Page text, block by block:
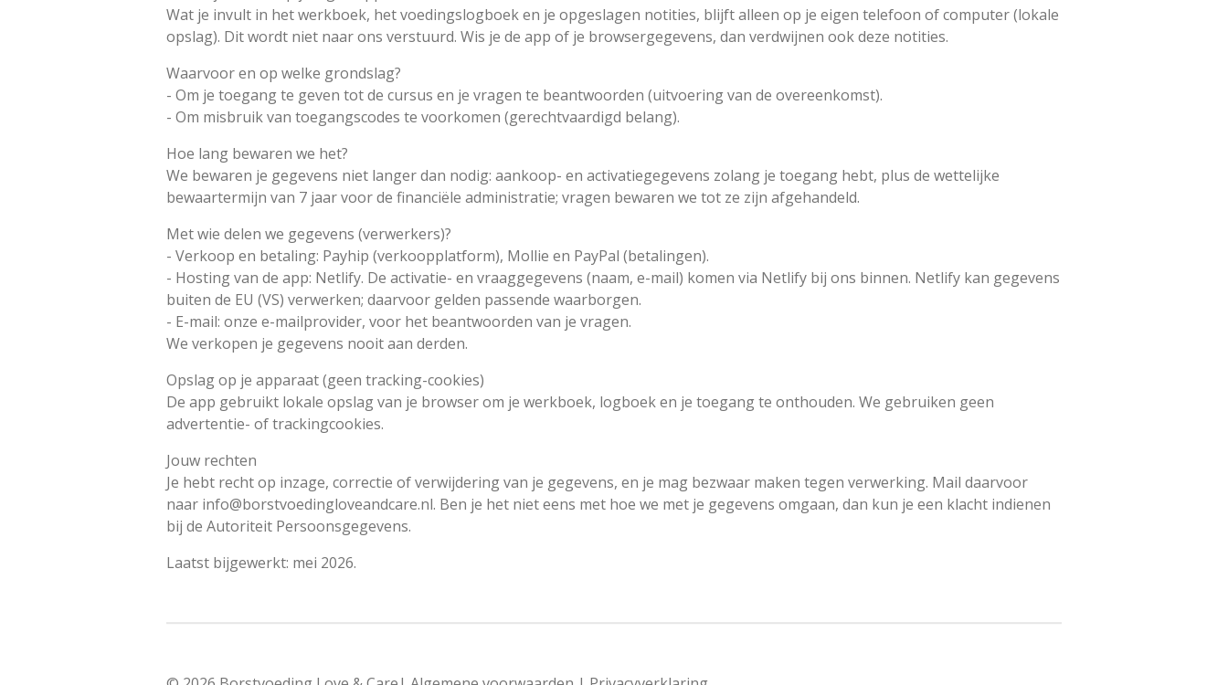
Wat je invult in het werkboek, het voedingslogboek en je opgeslagen notities, blijft alleen op je eigen telefoon of computer (lokale
opslag). Dit wordt niet naar ons verstuurd. Wis je de app of je browsergegevens, dan verdwijnen ook deze notities.
Waarvoor en op welke grondslag?
- Om je toegang te geven tot de cursus en je vragen te beantwoorden (uitvoering van de overeenkomst).
- Om misbruik van toegangscodes te voorkomen (gerechtvaardigd belang).
Hoe lang bewaren we het?
We bewaren je gegevens niet langer dan nodig: aankoop- en activatiegegevens zolang je toegang hebt, plus de wettelijke
bewaartermijn van 7 jaar voor de financiële administratie; vragen bewaren we tot ze zijn afgehandeld.
Met wie delen we gegevens (verwerkers)?
- Verkoop en betaling: Payhip (verkoopplatform), Mollie en PayPal (betalingen).
- Hosting van de app: Netlify. De activatie- en vraaggegevens (naam, e-mail) komen via Netlify bij ons binnen. Netlify kan gegevens
buiten de EU (VS) verwerken; daarvoor gelden passende waarborgen.
- E-mail: onze e-mailprovider, voor het beantwoorden van je vragen.
We verkopen je gegevens nooit aan derden.
Opslag op je apparaat (geen tracking-cookies)
De app gebruikt lokale opslag van je browser om je werkboek, logboek en je toegang te onthouden. We gebruiken geen
advertentie- of trackingcookies.
Jouw rechten
Je hebt recht op inzage, correctie of verwijdering van je gegevens, en je mag bezwaar maken tegen verwerking. Mail daarvoor
naar info@borstvoedingloveandcare.nl. Ben je het niet eens met hoe we met je gegevens omgaan, dan kun je een klacht indienen
bij de Autoriteit Persoonsgegevens.
Laatst bijgewerkt: mei 2026.